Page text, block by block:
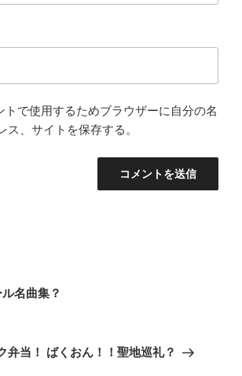
トで使用するためブラウザーに自分の名
ス、サイトを保存する。
名曲集？
当！ ばくおん！！聖地巡礼？